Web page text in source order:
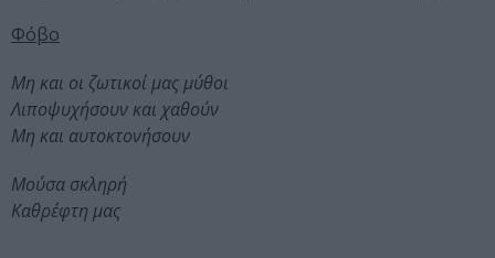
Φόβο
Μη και οι ζωτικοί μας μύθοι
Λιποψυχήσουν και χαθούν
Μη και αυτοκτονήσουν
Μούσα σκληρή
Καθρέφτη μας